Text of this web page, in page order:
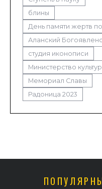
блины
День памяти жертв
Аланский
студия иконописи
Министерство
Мемориал Славы
Радоница 2023